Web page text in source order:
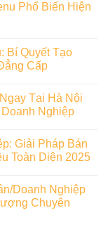
Phổ Biến Hiện
Bí Quyết Tạo
Cấp
Tại Hà Nội
Nghiệp
Giải Pháp Bán
Toàn Diện 2025
Doanh Nghiệp
Chuyên